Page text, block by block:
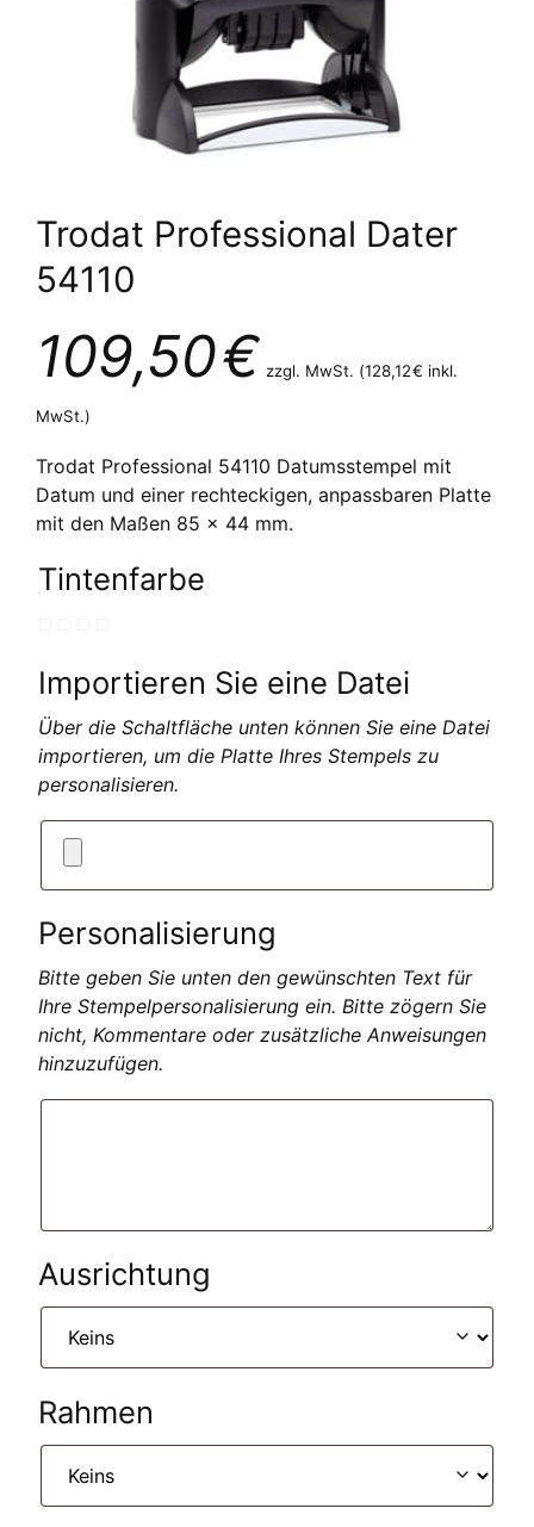
Trodat Professional Dater
54110
109,50€ zzgl. MwSt. (128,12€ inkl.
MwSt.)
Trodat Professional 54110 Datumsstempel mit
Datum und einer rechteckigen, anpassbaren Platte
mit den Maßen 85 x 44 mm.
Tintenfarbe
Importieren Sie eine Datei
Über die Schaltfläche unten können Sie eine Datei
importieren, um die Platte Ihres Stempels zu
personalisieren.
Personalisierung
Bitte geben Sie unten den gewünschten Text für
Ihre Stempelpersonalisierung ein. Bitte zögern Sie
nicht, Kommentare oder zusätzliche Anweisungen
hinzuzufügen.
Ausrichtung
Rahmen